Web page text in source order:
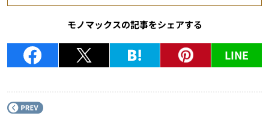
モノマックスの記事をシェアする
LINE